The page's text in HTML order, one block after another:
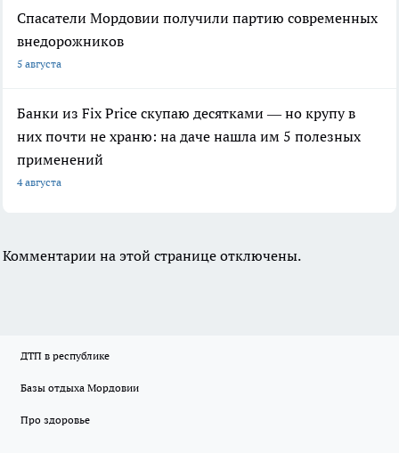
Спасатели Мордовии получили партию современных
внедорожников
5 августа
Банки из Fix Price скупаю десятками — но крупу в
них почти не храню: на даче нашла им 5 полезных
применений
4 августа
Комментарии на этой странице отключены.
ДТП в республике
Базы отдыха Мордовии
Про здоровье